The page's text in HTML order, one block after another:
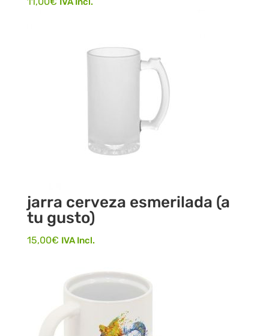
jarra cerveza esmerilada (a
tu gusto)
15,00€ IVA Incl.